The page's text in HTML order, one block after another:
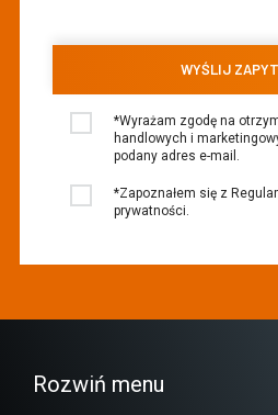
*Wyrażam zgodę na
handlowych i
podany adres e-mail.
*Zapoznałem się z
prywatności.
Rozwiń menu